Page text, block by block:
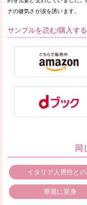
ナの健気さが涙を誘います。
サンプルを読む/購入する
同
イタリア人男性と
華麗に変身